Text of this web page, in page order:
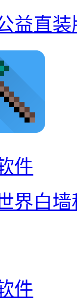
益直装
件
界白墙
件